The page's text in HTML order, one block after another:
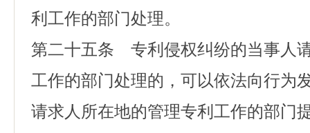
利工作的部门处理。
第二十五条 专利侵权纠纷的当事人
工作的部门处理的，可以依法向行为
请求人所在地的管理专利工作的部门